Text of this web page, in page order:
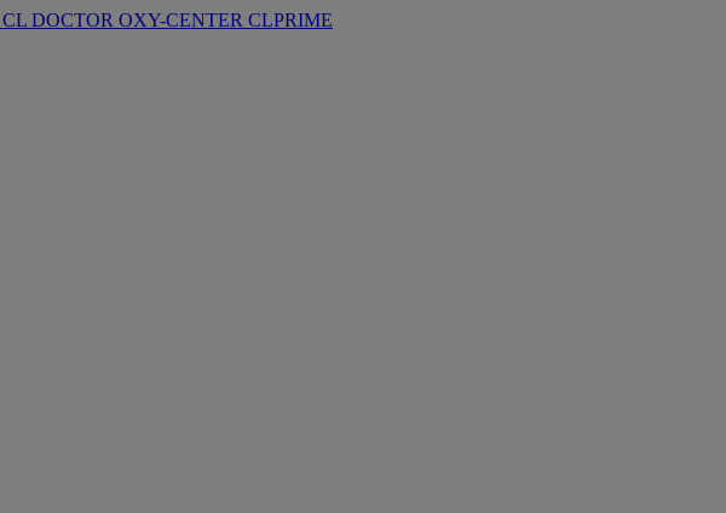
CL DOCTOR OXY-CENTER CLPRIME